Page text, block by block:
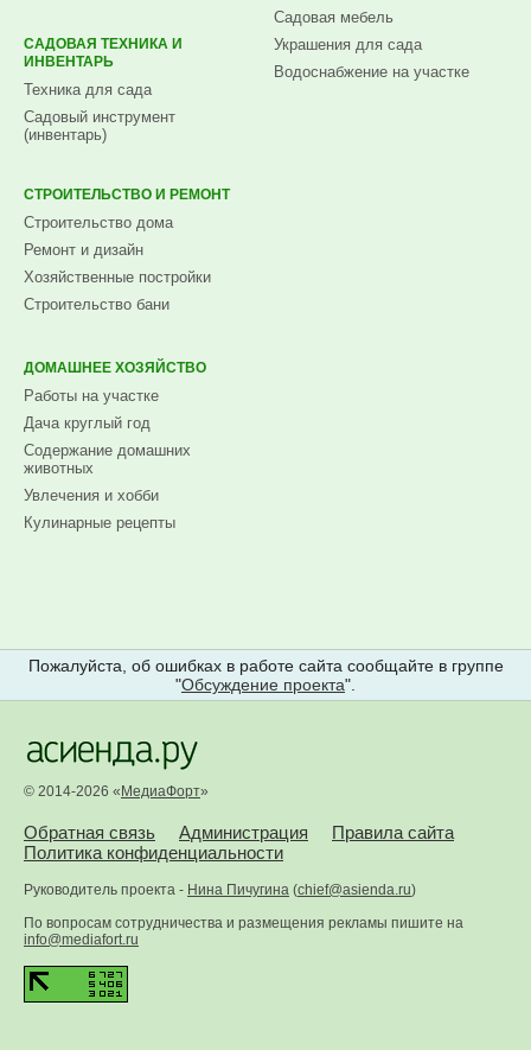
САДОВАЯ ТЕХНИКА И
ИНВЕНТАРЬ
Техника для сада
Садовый инструмент
(инвентарь)
Садовая мебель
Украшения для сада
Водоснабжение на участке
СТРОИТЕЛЬСТВО И РЕМОНТ
Строительство дома
Ремонт и дизайн
Хозяйственные постройки
Строительство бани
ДОМАШНЕЕ ХОЗЯЙСТВО
Работы на участке
Дача круглый год
Содержание домашних
животных
Увлечения и хобби
Кулинарные рецепты
Пожалуйста, об ошибках в работе сайта сообщайте в группе
"Обсуждение проекта".
© 2014-2026 «МедиаФорт»
Обратная связь Администрация
Правила сайта
Политика конфиденциальности
Руководитель проекта - Нина Пичугина (chief@asienda.ru)
По вопросам сотрудничества и размещения рекламы пишите на
info@mediafort.ru